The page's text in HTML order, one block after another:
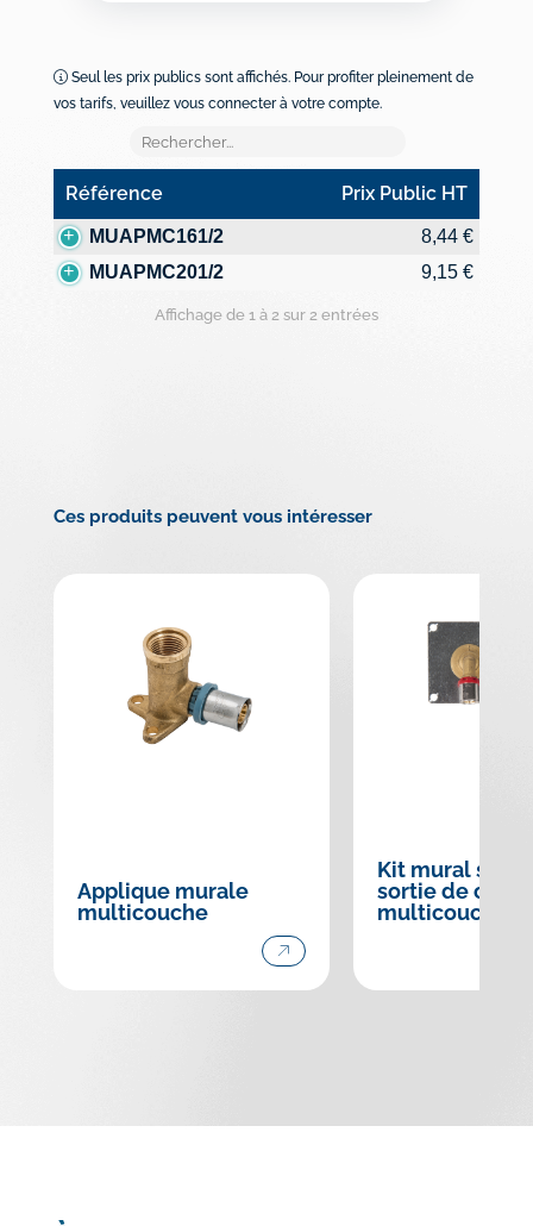
Seul les prix publics sont affichés. Pour profiter pleinement de
vos tarifs, veuillez vous connecter à votre compte.
Référence Prix Public HT
Référence Prix Public HT
MUAPMC161/2
8,44 €
MUAPMC201/2
9,15 €
Affichage de 1 à 2 sur 2 entrées
Ces produits peuvent vous intéresser
Applique murale
multicouche
Kit mural
sortie de
multicouche